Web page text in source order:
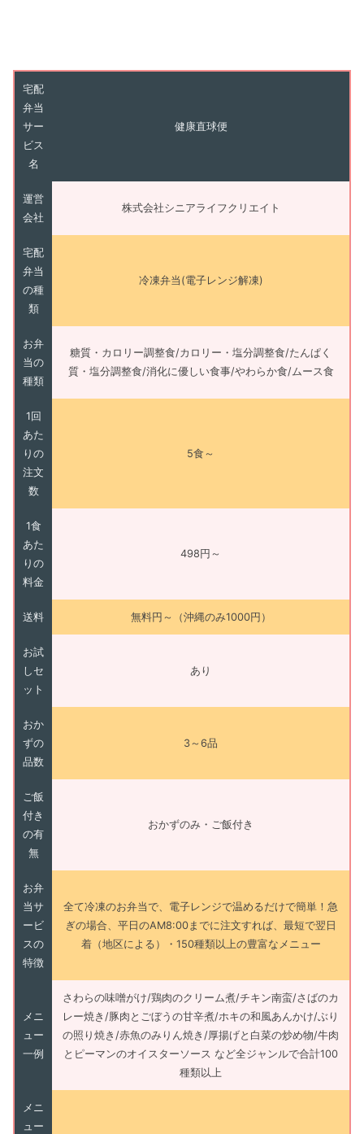
宅配
弁当
サー
ビス
名
健康直球便
運営
会社
株式会社シニアライフクリエイト
宅配
弁当
の種
類
冷凍弁当(電子レンジ解凍)
お弁
当の
種類
糖質・カロリー調整食/カロリー・塩分調整食/たんぱく
質・塩分調整食/消化に優しい食事/やわらか食/ムース食
1回
あた
りの
注文
数
5食～
1食
あた
りの
料金
498円～
送料 無料円～（沖縄のみ1000円）
お試
しセ
ット
あり
おか
ずの
品数
3～6品
ご飯
付き
の有
無
おかずのみ・ご飯付き
お弁
当サ
ービ
スの
特徴
全て冷凍のお弁当で、電子レンジで温めるだけで簡単！急
ぎの場合、平日のAM8:00までに注文すれば、最短で翌日
着（地区による）・150種類以上の豊富なメニュー
メニ
ュー
一例
さわらの味噌がけ/鶏肉のクリーム煮/チキン南蛮/さばのカ
レー焼き/豚肉とごぼうの甘辛煮/ホキの和風あんかけ/ぶり
の照り焼き/赤魚のみりん焼き/厚揚げと白菜の炒め物/牛肉
とピーマンのオイスターソース など全ジャンルで合計100
種類以上
メニ
ュー